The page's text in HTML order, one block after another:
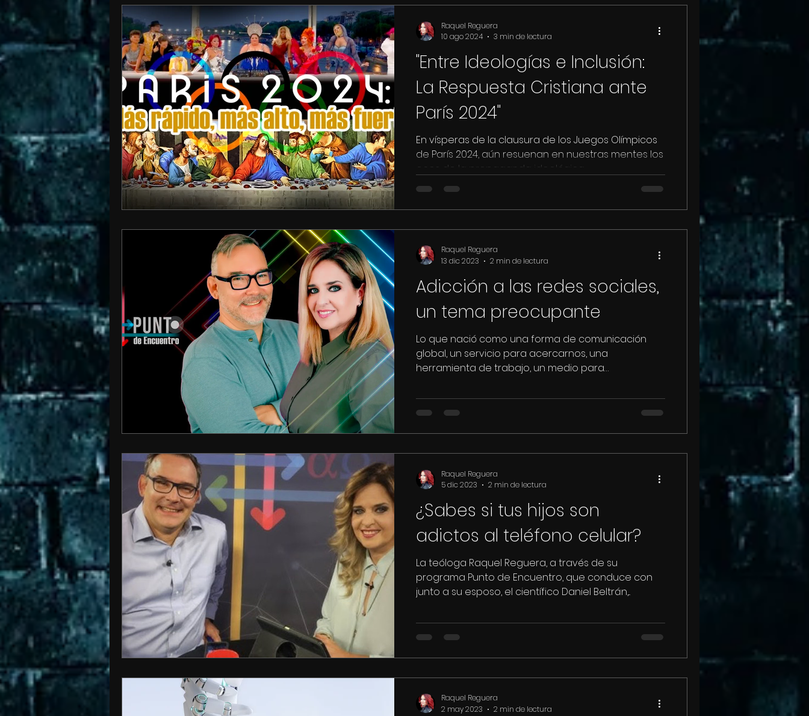
"Entre Ideologías e Inclusión:
La Respuesta Cristiana ante
París 2024"
En vísperas de la clausura de los Juegos Olímpicos
de París 2024, aún resuenan en nuestras mentes los
ecos de la propaganda ideológica...
Raquel Reguera
10 ago 2024
3 min de lectura
Adicción a las redes sociales,
un tema preocupante
Lo que nació como una forma de comunicación
global, un servicio para acercarnos, una
herramienta de trabajo, un medio para
Raquel Reguera
13 dic 2023
2 min de lectura
¿Sabes si tus hijos son
adictos al teléfono celular?
La teóloga Raquel Reguera, a través de su
programa Punto de Encuentro, que conduce con
junto a su esposo, el científico Daniel Beltrán,...
Raquel Reguera
5 dic 2023
2 min de lectura
Raquel Reguera
2 may 2023
2 min de lectura